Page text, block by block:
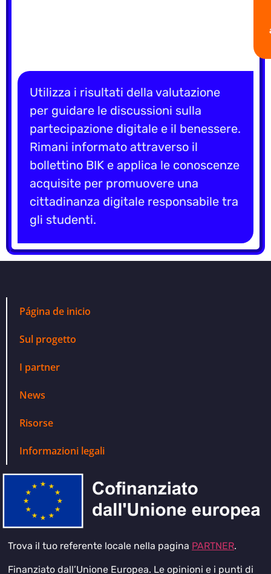
Utilizza i risultati della valutazione
per guidare le discussioni sulla
partecipazione digitale e il benessere.
Rimani informato attraverso il
bollettino BIK e applica le conoscenze
acquisite per promuovere una
cittadinanza digitale responsabile tra
gli studenti.
Página de inicio
Sul progetto
I partner
News
Risorse
Informazioni legali
Trova il tuo referente locale nella pagina PARTNER.
Finanziato dall’Unione Europea. Le opinioni e i punti di